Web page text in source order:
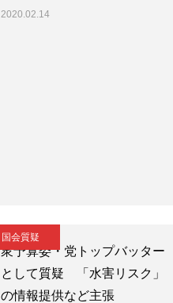
2020.02.14
国会質疑
衆予算委・党トップバッター
として質疑 「水害リスク」
の情報提供など主張